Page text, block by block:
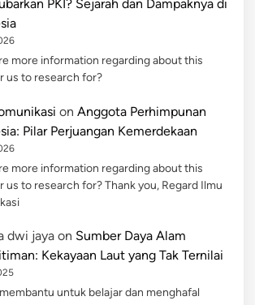
PKI? Sejarah dan Dampaknya di
more information regarding about this
us to research for?
on Anggota Perhimpunan
Pilar Perjuangan Kemerdekaan
more information regarding about this
us to research for? Thank you, Regard Ilmu
dwi jaya on Sumber Daya Alam
Kekayaan Laut yang Tak Ternilai
untuk belajar dan menghafal